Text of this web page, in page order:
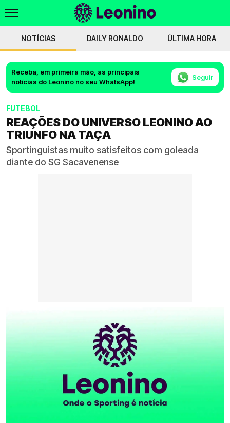
NOTÍCIAS DAILY RONALDO ÚLTIMA HORA
Receba, em primeira mão, as principais
notícias do Leonino no seu WhatsApp!
Seguir
FUTEBOL
REAÇÕES DO UNIVERSO LEONINO AO
TRIUNFO NA TAÇA
Sportinguistas muito satisfeitos com goleada
diante do SG Sacavenense